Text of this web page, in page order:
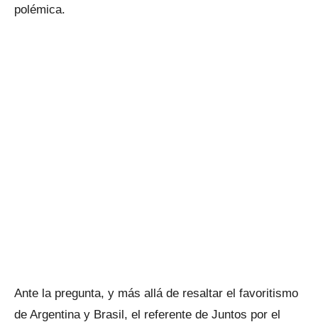
polémica.
Ante la pregunta, y más allá de resaltar el favoritismo
de Argentina y Brasil, el referente de Juntos por el